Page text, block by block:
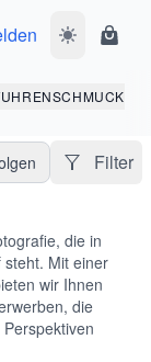
UHRENSCHMUCK
Filter
die in
steht. Mit einer
wir Ihnen
die